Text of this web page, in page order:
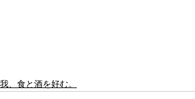
我、食と酒を好む。